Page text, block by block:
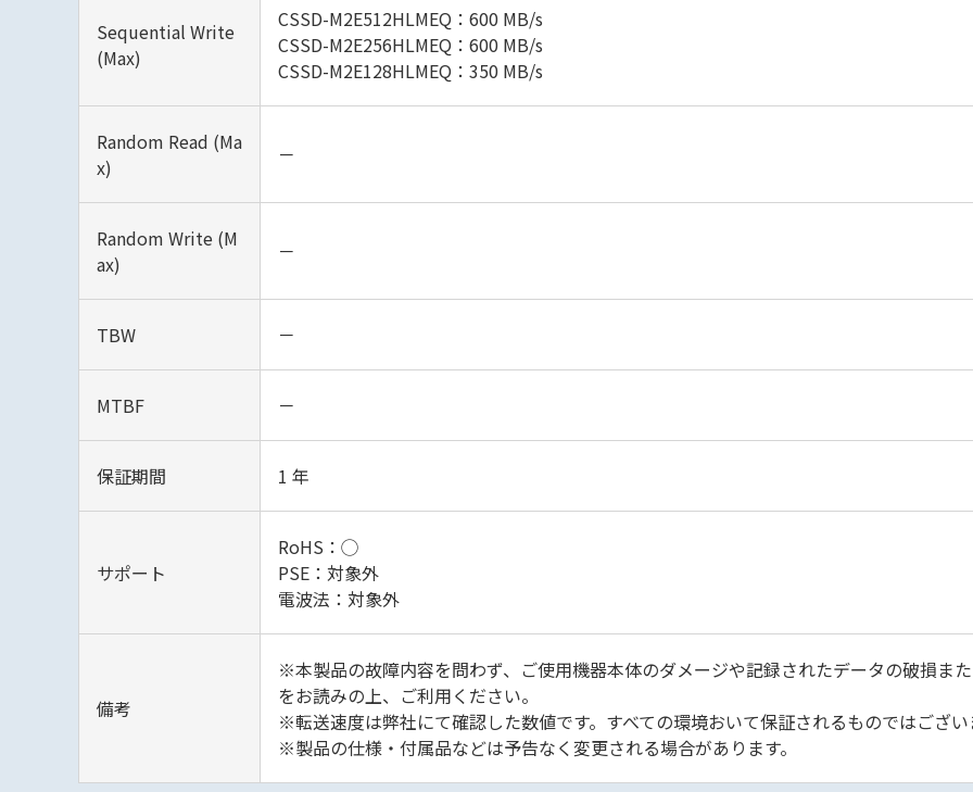
Sequential Write
(Max)
CSSD-M2E512HLMEQ：600 MB/s
CSSD-M2E256HLMEQ：600 MB/s
CSSD-M2E128HLMEQ：350 MB/s
Random Read (Ma
x)
－
Random Write (M
ax)
－
TBW －
MTBF －
保証期間 1 年
サポート
RoHS：◯
PSE：対象外
電波法：対象外
備考
※本製品の故障内容を問わず、ご使用機器本体のダメージや記録されたデータの破損ま
をお読みの上、ご利用ください。
※転送速度は弊社にて確認した数値です。すべての環境おいて保証されるものではござ
※製品の仕様・付属品などは予告なく変更される場合があります。